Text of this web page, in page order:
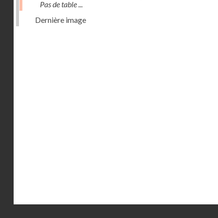
Pas de table ...
Dernière image